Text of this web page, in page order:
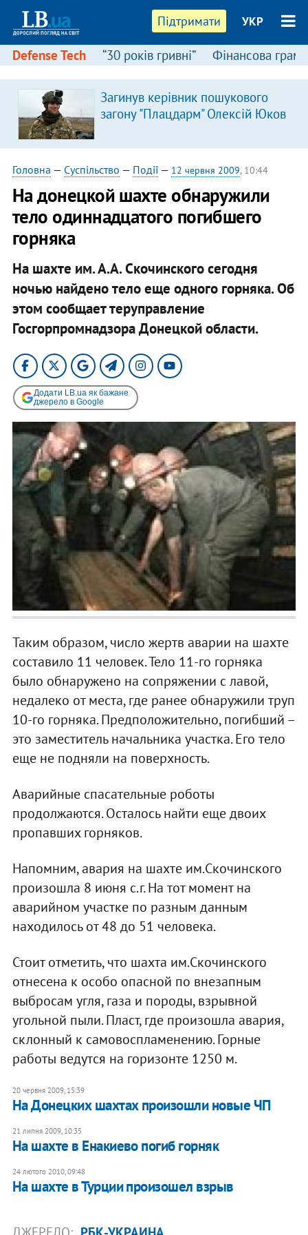
Підтримати УКР
Defense Tech “30 років гривні” Фінансова
Загинув керівник пошукового
загону "Плацдарм" Олексій Юков
Головна — Суспільство — Події— 12 червня 2009, 10:44
На донецкой шахте обнаружили
тело одиннадцатого погибшего
горняка
На шахте им. А.А. Скочинского сегодня
ночью найдено тело еще одного горняка. Об
этом сообщает теруправление
Госгорпромнадзора Донецкой области.
Додати LB.ua як бажане
джерело в Google
Таким образом, число жертв аварии на шахте
составило 11 человек. Тело 11-го горняка
было обнаружено на сопряжении с лавой,
недалеко от места, где ранее обнаружили труп
10-го горняка. Предположительно, погибший –
это заместитель начальника участка. Его тело
еще не подняли на поверхность.
Аварийные спасательные роботы
продолжаются. Осталось найти еще двоих
пропавших горняков.
Напомним, авария на шахте им.Скочинского
произошла 8 июня с.г. На тот момент на
аварийном участке по разным данным
находилось от 48 до 51 человека.
Стоит отметить, что шахта им.Скочинского
отнесена к особо опасной по внезапным
выбросам угля, газа и породы, взрывной
угольной пыли. Пласт, где произошла авария,
склонный к самовоспламенению. Горные
работы ведутся на горизонте 1250 м.
20 червня 2009, 15:39
На Донецких шахтах произошли новые ЧП
21 липня 2009, 10:35
На шахте в Енакиево погиб горняк
24 лютого 2010, 09:48
На шахте в Турции произошел взрыв